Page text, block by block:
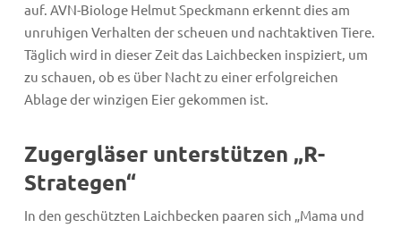
auf. AVN-Biologe Helmut Speckmann erkennt dies am
unruhigen Verhalten der scheuen und nachtaktiven Tiere.
Täglich wird in dieser Zeit das Laichbecken inspiziert, um
zu schauen, ob es über Nacht zu einer erfolgreichen
Ablage der winzigen Eier gekommen ist.
Zugergläser unterstützen „R-
Strategen“
In den geschützten Laichbecken paaren sich „Mama und